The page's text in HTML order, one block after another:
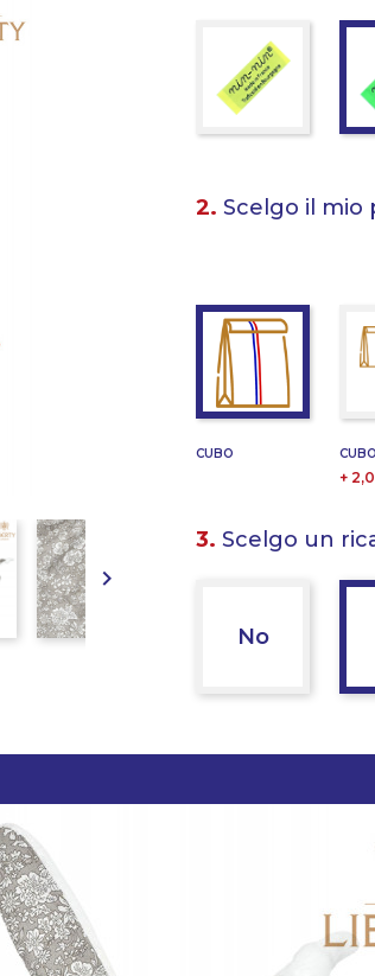

2. Scelgo il mio
CUBO
+
3. Scelgo un
No